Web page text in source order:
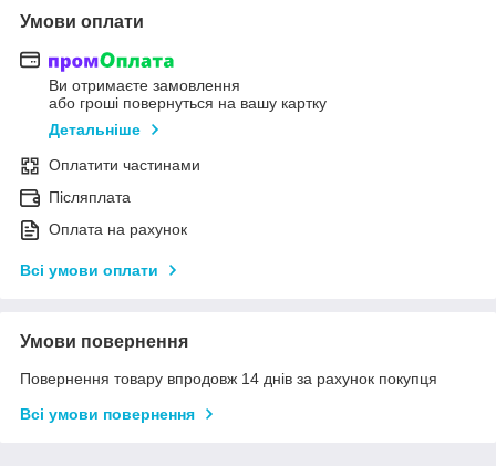
Умови оплати
Ви отримаєте замовлення
або гроші повернуться на вашу картку
Детальніше
Оплатити частинами
Післяплата
Оплата на рахунок
Всі умови оплати
Умови повернення
Повернення товару впродовж 14 днів за рахунок покупця
Всі умови повернення